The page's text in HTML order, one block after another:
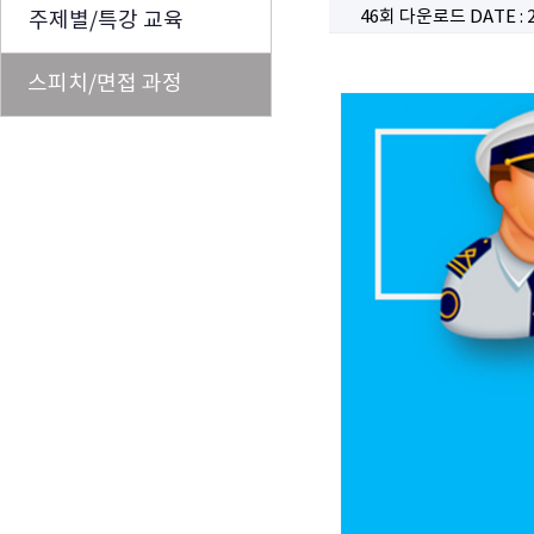
주제별/특강 교육
스피치/면접 과정
46회 다운로드 DATE :